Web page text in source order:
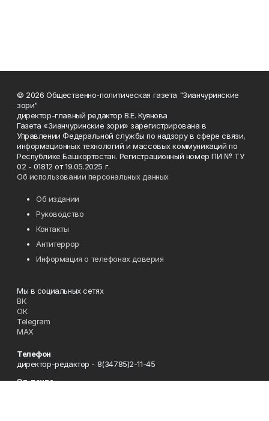
© 2026 Общественно-политическая газета "Зианчуринские
зори"
директор-главный редактор В.Е. Куянова
Газета «Зианчуринские зори» зарегистрирована в
Управлении Федеральной службы по надзору в сфере связи,
информационных технологий и массовых коммуникаций по
Республике Башкортостан. Регистрационный номер ПИ № ТУ
02 - 01812 от 19.05.2025 г.
Об использовании персональных данных
Об издании
Руководство
Контакты
Антитеррор
Информация о телефонах доверия
Мы в социальных сетях
ВК
ОК
Telegram
MAX
Телефон
директор-редактор - 8(34785)2-11-45
Эл. почта